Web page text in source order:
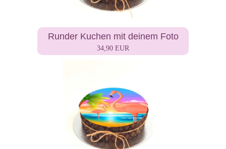
Runder Kuchen mit deinem Foto
34,90 EUR